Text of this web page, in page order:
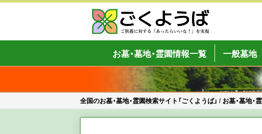
Skip
全国のお墓・墓地・霊園検索サイト「ごくようば」
ご供養をもっと身近に
お墓・墓地・霊園情報一覧 一般墓地
全国のお墓・墓地・霊園検索サイト「ごくようば」 / お墓・墓地・